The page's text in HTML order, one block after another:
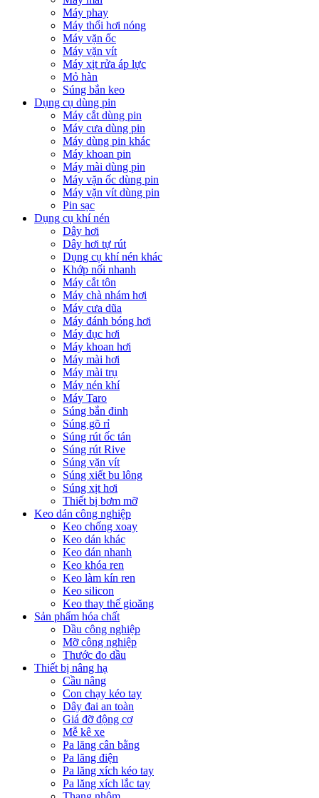
Máy phay
Máy thổi hơi nóng
Máy vặn ốc
Máy vặn vít
Máy xịt rửa áp lực
Mỏ hàn
Súng bắn keo
Dụng cụ dùng pin
Máy cắt dùng pin
Máy cưa dùng pin
Máy dùng pin khác
Máy khoan pin
Máy mài dùng pin
Máy vặn ốc dùng pin
Máy vặn vít dùng pin
Pin sạc
Dụng cụ khí nén
Dây hơi
Dây hơi tự rút
Dụng cụ khí nén khác
Khớp nối nhanh
Máy cắt tôn
Máy chà nhám hơi
Máy cưa dũa
Máy đánh bóng hơi
Máy đục hơi
Máy khoan hơi
Máy mài hơi
Máy mài trụ
Máy nén khí
Máy Taro
Súng bắn đinh
Súng gõ rỉ
Súng rút ốc tán
Súng rút Rive
Súng vặn vít
Súng xiết bu lông
Súng xịt hơi
Thiết bị bơm mỡ
Keo dán công nghiệp
Keo chống xoay
Keo dán khác
Keo dán nhanh
Keo khóa ren
Keo làm kín ren
Keo silicon
Keo thay thế gioăng
Sản phẩm hóa chất
Dầu công nghiệp
Mỡ công nghiệp
Thước đo dầu
Thiết bị nâng hạ
Cầu nâng
Con chạy kéo tay
Dây đai an toàn
Giá đỡ động cơ
Mễ kê xe
Pa lăng cân bằng
Pa lăng điện
Pa lăng xích kéo tay
Pa lăng xích lắc tay